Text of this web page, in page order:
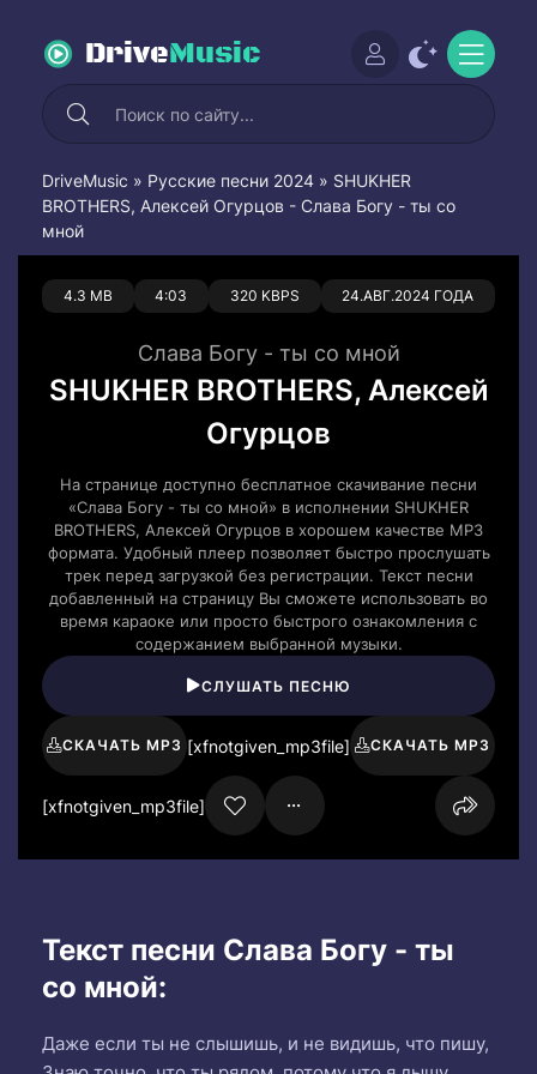
DriveMusic
DriveMusic » Русские песни 2024 » SHUKHER
BROTHERS, Алексей Огурцов - Слава Богу - ты со
мной
4.3 MB 4:03 320 KBPS 24.АВГ.2024 ГОДА
0 0
Слава Богу - ты со мной
SHUKHER BROTHERS, Алексей
Огурцов
На странице доступно бесплатное скачивание песни
«Слава Богу - ты со мной» в исполнении SHUKHER
BROTHERS, Алексей Огурцов в хорошем качестве MP3
формата. Удобный плеер позволяет быстро прослушать
трек перед загрузкой без регистрации. Текст песни
добавленный на страницу Вы сможете использовать во
время караоке или просто быстрого ознакомления с
содержанием выбранной музыки.
СЛУШАТЬ ПЕСНЮ
СКАЧАТЬ MP3 [xfnotgiven_mp3file] СКАЧАТЬ MP3
[xfnotgiven_mp3file]
Текст песни Слава Богу - ты
со мной:
Даже если ты не слышишь, и не видишь, что пишу,